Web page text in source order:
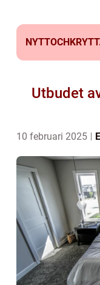
Utbudet
10 februari 2025